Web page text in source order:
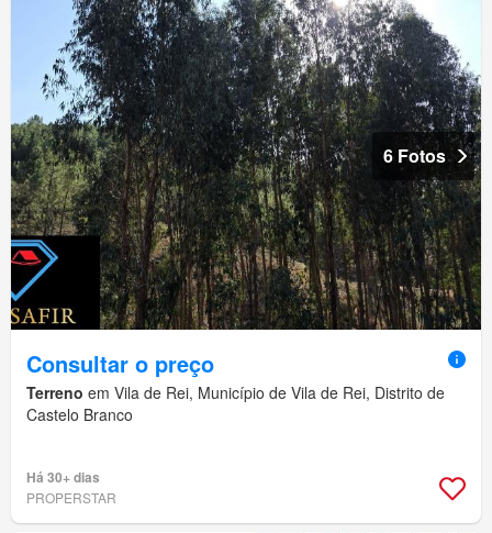
6 Fotos
Consultar o preço
Terreno em Vila de Rei, Município de Vila de Rei, Distrito de
Castelo Branco
Há 30+ dias
PROPERSTAR